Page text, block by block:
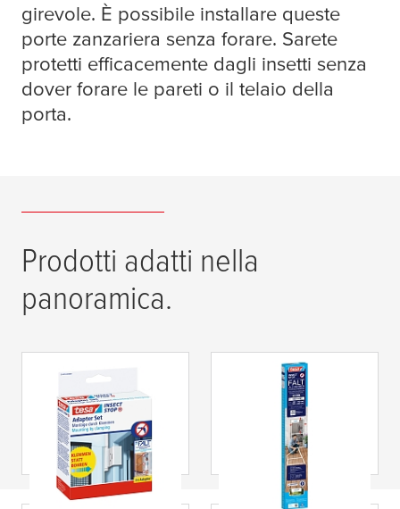
girevole. È possibile installare queste
porte zanzariera senza forare. Sarete
protetti efficacemente dagli insetti senza
dover forare le pareti o il telaio della
porta.
Prodotti adatti nella
panoramica.
® Insect Stop
Adapter Set For
FALT Foldable Alu
Frame, Telescopic
® INSECT
STOP FALT -
Zanzariera per
porta pieghevole
con telaio in
alluminio,